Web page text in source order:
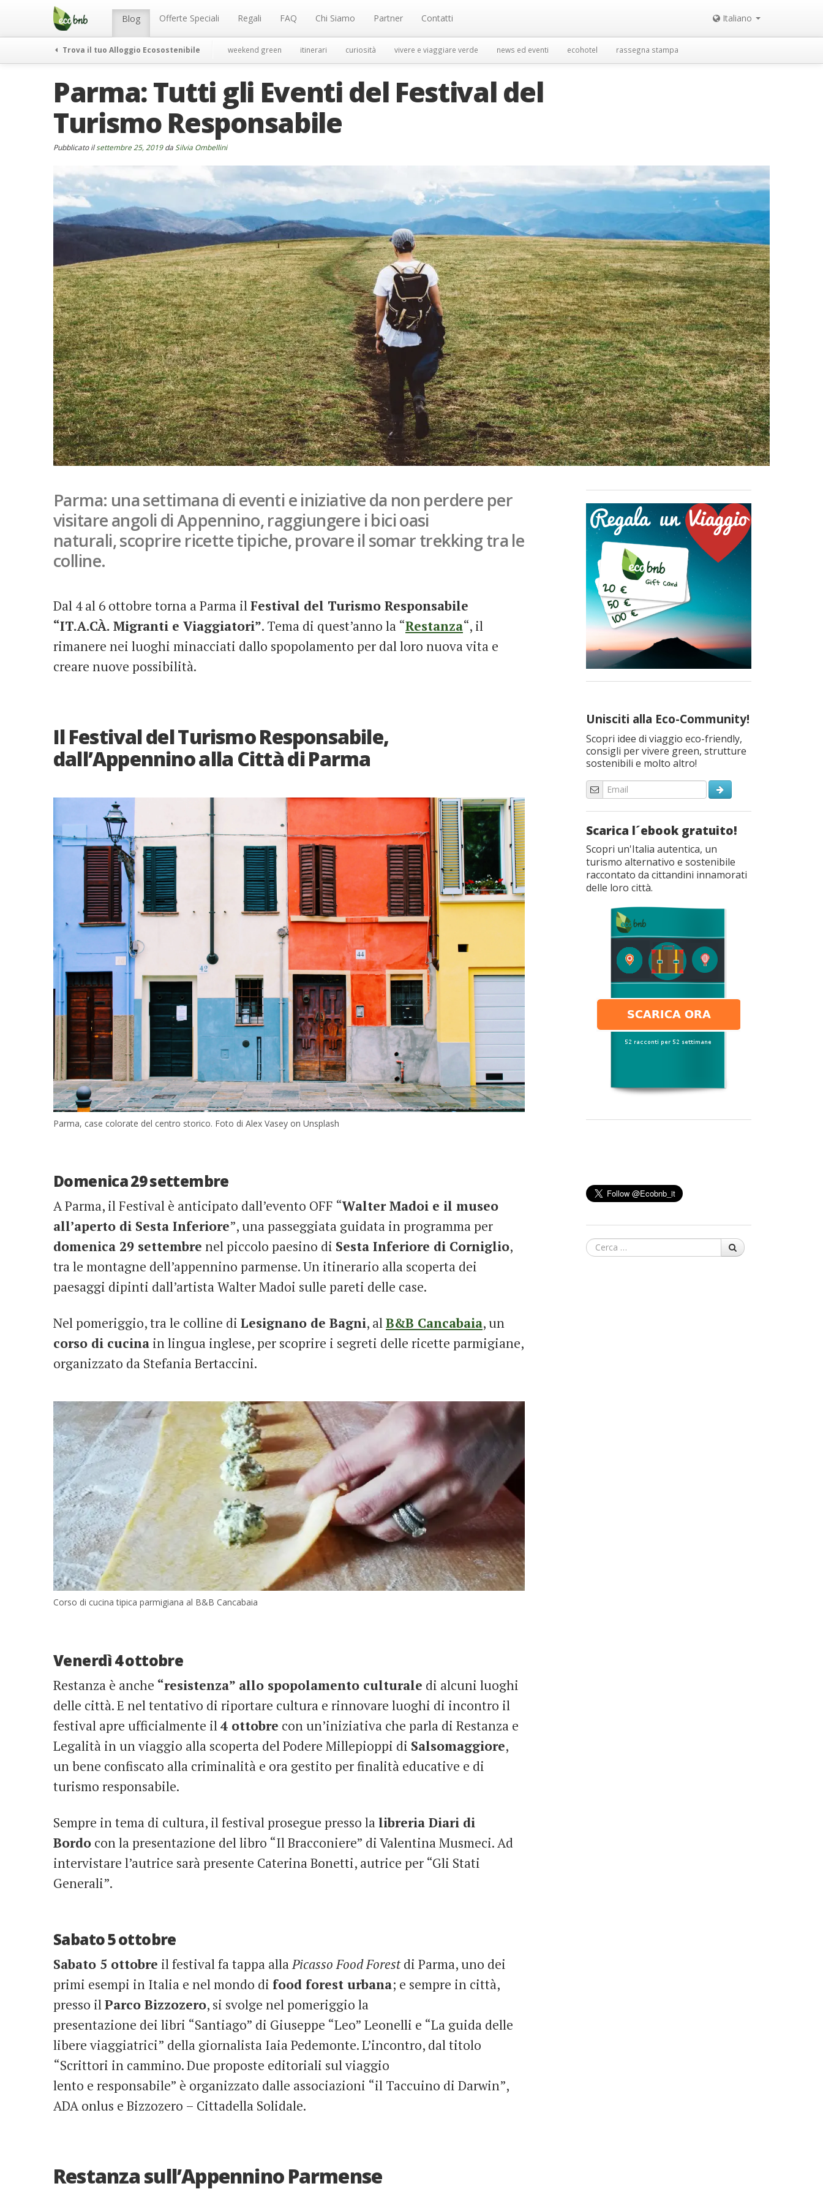
Menu Blog Offerte Speciali Regali FAQ Chi Siamo Partner Contatti Italiano
Trova il tuo Alloggio Ecosostenibile weekend green itinerari curiosità vivere e viaggiare verde news ed eventi ecohotel rassegna stampa
Parma: Tutti gli Eventi del Festival del
Turismo Responsabile
Pubblicato ilsettembre 25, 2019da Silvia Ombellini
Parma: una settimana di eventi e iniziative da non perdere per
visitare angoli di Appennino, raggiungere i bici oasi
naturali, scoprire ricette tipiche, provare il somar trekking tra le
colline.
Dal 4 al 6 ottobre torna a Parma il Festival del Turismo Responsabile
“IT.A.CÀ. Migranti e Viaggiatori”. Tema di quest’anno la “Restanza“, il
rimanere nei luoghi minacciati dallo spopolamento per dal loro nuova vita e
creare nuove possibilità.
Il Festival del Turismo Responsabile,
dall’Appennino alla Città di Parma
Parma, case colorate del centro storico. Foto di Alex Vasey on Unsplash
Domenica 29 settembre
A Parma, il Festival è anticipato dall’evento OFF “Walter Madoi e il museo
all’aperto di Sesta Inferiore”, una passeggiata guidata in programma per
domenica 29 settembre nel piccolo paesino di Sesta Inferiore di Corniglio,
tra le montagne dell’appennino parmense. Un itinerario alla scoperta dei
paesaggi dipinti dall’artista Walter Madoi sulle pareti delle case.
Nel pomeriggio, tra le colline di Lesignano de Bagni, alB&B Cancabaia, un
corso di cucina in lingua inglese, per scoprire i segreti delle ricette parmigiane,
organizzato da Stefania Bertaccini.
Corso di cucina tipica parmigiana al B&B Cancabaia
Venerdì 4 ottobre
Restanza è anche “resistenza” allo spopolamento culturale di alcuni luoghi
delle città. E nel tentativo di riportare cultura e rinnovare luoghi di incontro il
festival apre ufficialmente il 4 ottobre con un’iniziativa che parla di Restanza e
Legalità in un viaggio alla scoperta del Podere Millepioppi di Salsomaggiore,
un bene confiscato alla criminalità e ora gestito per finalità educative e di
turismo responsabile.
Sempre in tema di cultura, il festival prosegue presso lalibreria Diari di
Bordo con la presentazione del libro “Il Bracconiere” di Valentina Musmeci. Ad
intervistare l’autrice sarà presente Caterina Bonetti, autrice per “Gli Stati
Generali”.
Sabato 5 ottobre
Sabato 5 ottobre il festival fa tappa allaPicasso Food Forestdi Parma, uno dei
primi esempi in Italia e nel mondo di food forest urbana; e sempre in città,
presso ilParco Bizzozero, si svolge nel pomeriggio la
presentazione dei libri “Santiago” di Giuseppe “Leo” Leonelli e “La guida delle
libere viaggiatrici” della giornalista Iaia Pedemonte. L’incontro, dal titolo
“Scrittori in cammino. Due proposte editoriali sul viaggio
lento e responsabile” è organizzato dalle associazioni “il Taccuino di Darwin”,
ADA onlus e Bizzozero – Cittadella Solidale.
Restanza sull’Appennino Parmense
Unisciti alla Eco-Community!
Scopri idee di viaggio eco-friendly,
consigli per vivere green, strutture
sostenibili e molto altro!
Scarica l´ebook gratuito!
Scopri un'Italia autentica, un
turismo alternativo e sostenibile
raccontato da cittandini innamorati
delle loro città.
Cerca